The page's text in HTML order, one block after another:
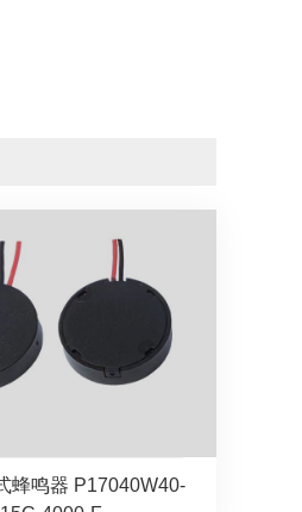
蜂鸣器 P17040W40-